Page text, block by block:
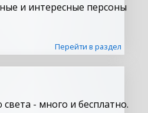
и интересные персоны
Перейти в раздел
- много и бесплатно.